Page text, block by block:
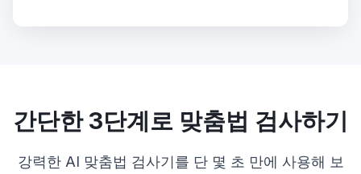
간단한 3단계로 맞춤법 검사하기
강력한 AI 맞춤법 검사기를 단 몇 초 만에 사용해 보